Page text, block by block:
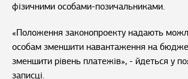
фізичними особами-позичальниками.
«Положення законопроекту надають
особам зменшити навантаження на бюджет
зменшити рівень платежів», - йдеться у
записці.